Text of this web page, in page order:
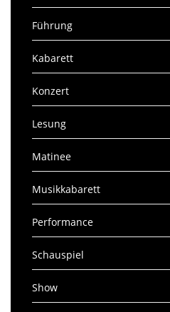
Führung
Kabarett
Konzert
Lesung
Matinee
Musikkabarett
Performance
Schauspiel
Show